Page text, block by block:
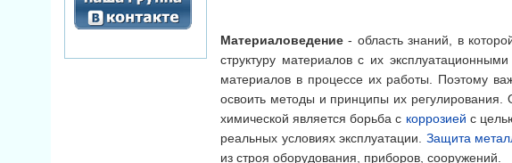
Материаловедение - область знаний, в
структуру материалов с их
материалов в процессе их работы. Поэтому
освоить методы и принципы их
химической является борьба с коррозией с
реальных условиях эксплуатации. Защита
из строя оборудования, приборов, сооружений.